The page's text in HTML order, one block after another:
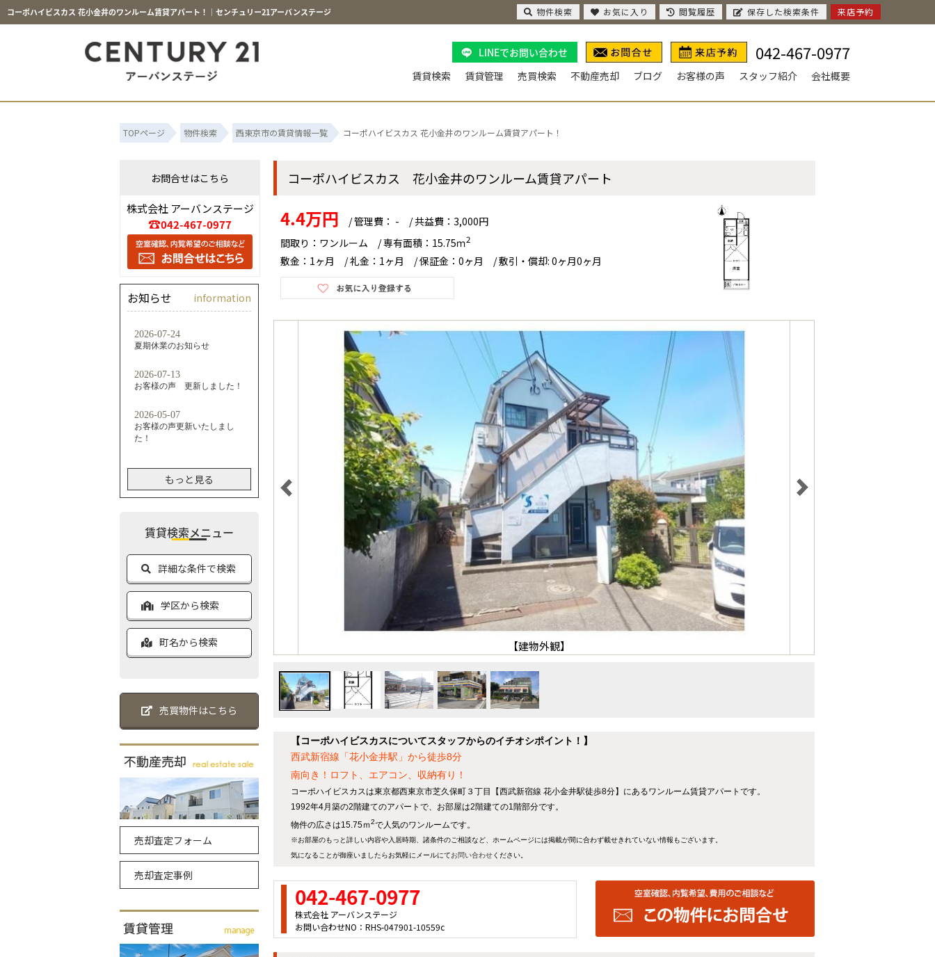
コーポハイビスカス 花小金井のワンルーム賃貸アパート！｜センチュリー21アーバンステージ
LINEでお問い合わせ 042-467-0977
賃貸検索 賃貸管理 売買検索 不動産売却 ブログ お客様の声 スタッフ紹介 会社概要
TOPページ 物件検索 西東京市の賃貸情報一覧 コーポハイビスカス 花小金井のワンルーム賃貸アパート！
コーポハイビスカス 花小金井のワンルーム賃貸アパート
4.4万円 / 管理費： - / 共益費：3,000円
間取り：ワンルーム / 専有面積：15.75ｍ2
敷金：1ヶ月 / 礼金：1ヶ月 / 保証金：0ヶ月 / 敷引・償却: 0ヶ月0ヶ月
【建物外観】
【コーポハイビスカスについてスタッフからのイチオシポイント！】
西武新宿線「花小金井駅」から徒歩8分
南向き！ロフト、エアコン、収納有り！
コーポハイビスカスは東京都西東京市芝久保町３丁目【西武新宿線 花小金井駅徒歩8分】にあるワンルーム賃貸アパートです。
1992年4月築の2階建てのアパートで、お部屋は2階建ての1階部分です。
物件の広さは15.75ｍ2で人気のワンルームです。
※お部屋のもっと詳しい内容や入居時期、諸条件のご相談など、ホームページには掲載が間に合わず載せきれていない情報もございます。
気になることが御座いましたらお気軽にメールにてお問い合わせください。
042-467-0977
株式会社 アーバンステージ
お問い合わせNO：RHS-047901-10559c
お問合せはこちら
株式会社 アーバンステージ
042-467-0977
お知らせ information
もっと見る
賃貸検索メニュー
詳細な条件で検索
学区から検索
町名から検索
売買物件はこちら
売却査定フォーム
売却査定事例
物件検索 お気に入り 閲覧履歴 保存した検索条件 来店予約